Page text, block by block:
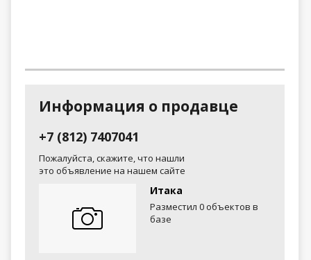
Информация о продавце
+7 (812) 7407041
Пожалуйста, скажите, что нашли
это объявление на нашем сайте
Итака
Разместил 0 объектов в
базе